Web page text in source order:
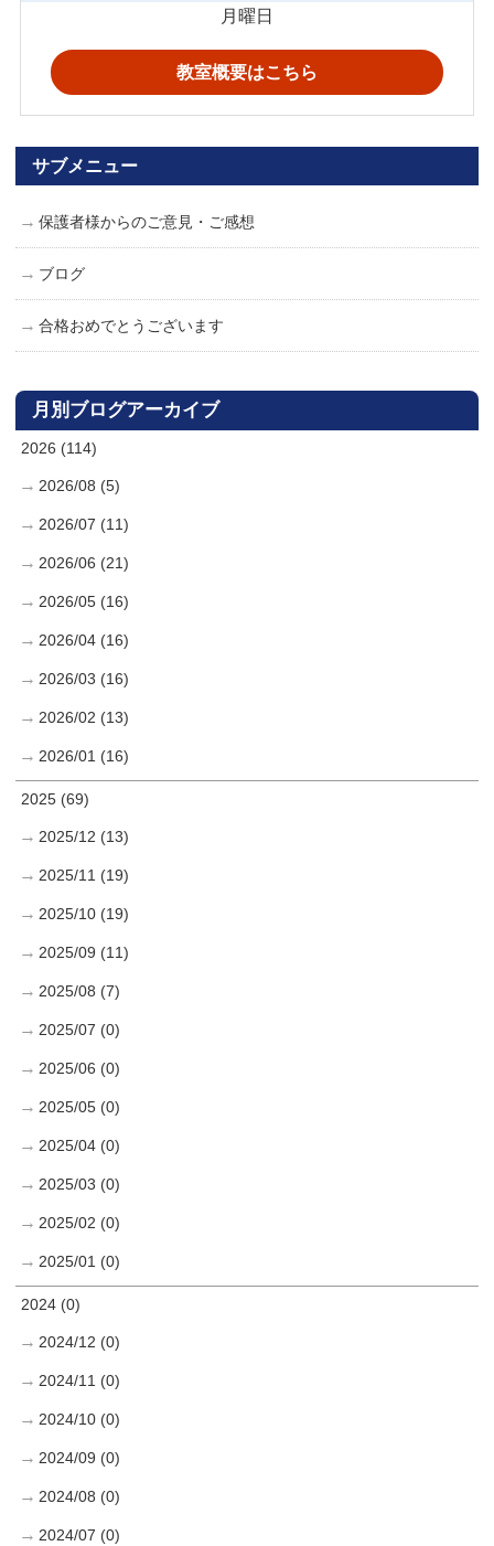
月曜日
教室概要はこちら
サブメニュー
保護者様からのご意見・ご感想
ブログ
合格おめでとうございます
月別ブログアーカイブ
2026 (114)
2026/08 (5)
2026/07 (11)
2026/06 (21)
2026/05 (16)
2026/04 (16)
2026/03 (16)
2026/02 (13)
2026/01 (16)
2025 (69)
2025/12 (13)
2025/11 (19)
2025/10 (19)
2025/09 (11)
2025/08 (7)
2025/07 (0)
2025/06 (0)
2025/05 (0)
2025/04 (0)
2025/03 (0)
2025/02 (0)
2025/01 (0)
2024 (0)
2024/12 (0)
2024/11 (0)
2024/10 (0)
2024/09 (0)
2024/08 (0)
2024/07 (0)